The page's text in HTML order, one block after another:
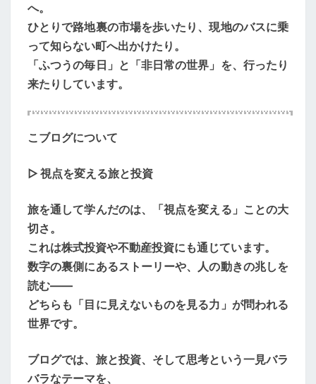
へ。
ひとりで路地裏の市場を歩いたり、現地のバスに乗
って知らない町へ出かけたり。
「ふつうの毎日」と「非日常の世界」を、行ったり
来たりしています。
こブログについて
▷ 視点を変える旅と投資
旅を通して学んだのは、「視点を変える」ことの大
切さ。
これは株式投資や不動産投資にも通じています。
数字の裏側にあるストーリーや、人の動きの兆しを
読む――
どちらも「目に見えないものを見る力」が問われる
世界です。
ブログでは、旅と投資、そして思考という一見バラ
バラなテーマを、